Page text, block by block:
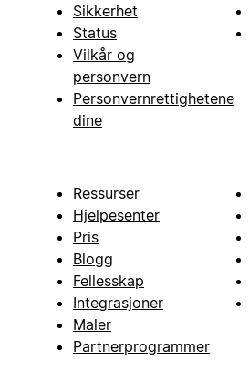
Sikkerhet
Status
Vilkår og
personvern
Personvernrettighetene
dine
Ressurser
Hjelpesenter
Pris
Blogg
Fellesskap
Integrasjoner
Maler
Partnerprogrammer